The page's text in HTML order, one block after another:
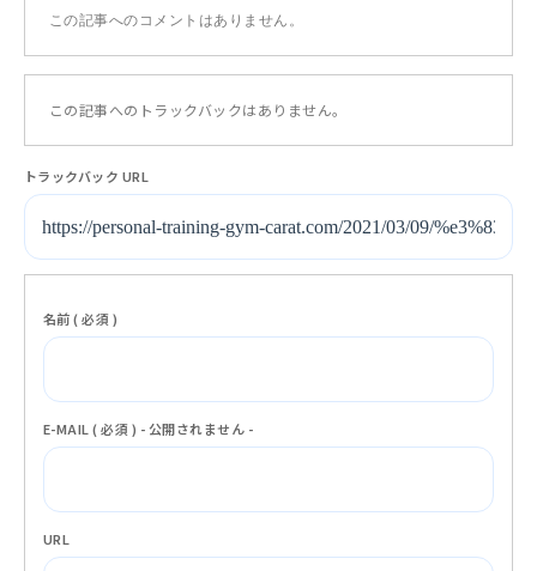
この記事へのコメントはありません。
この記事へのトラックバックはありません。
トラックバック URL
名前 ( 必須 )
E-MAIL ( 必須 ) - 公開されません -
URL